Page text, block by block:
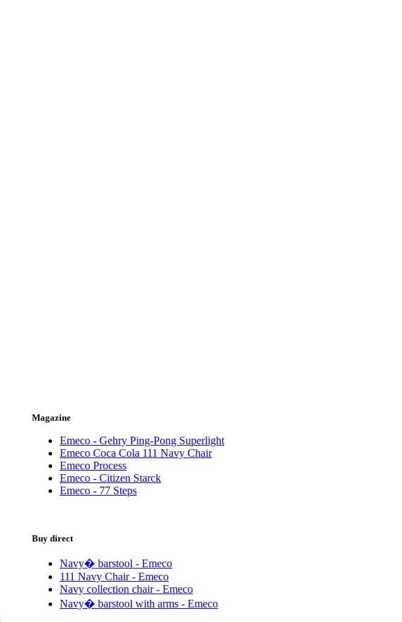
Magazine
Emeco - Gehry Ping-Pong Superlight
Emeco Coca Cola 111 Navy Chair
Emeco Process
Emeco - Citizen Starck
Emeco - 77 Steps
Buy direct
Navy� barstool - Emeco
111 Navy Chair - Emeco
Navy collection chair - Emeco
Navy� barstool with arms - Emeco